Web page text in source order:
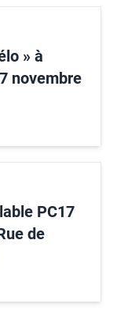
» à
novembre
PC17
de